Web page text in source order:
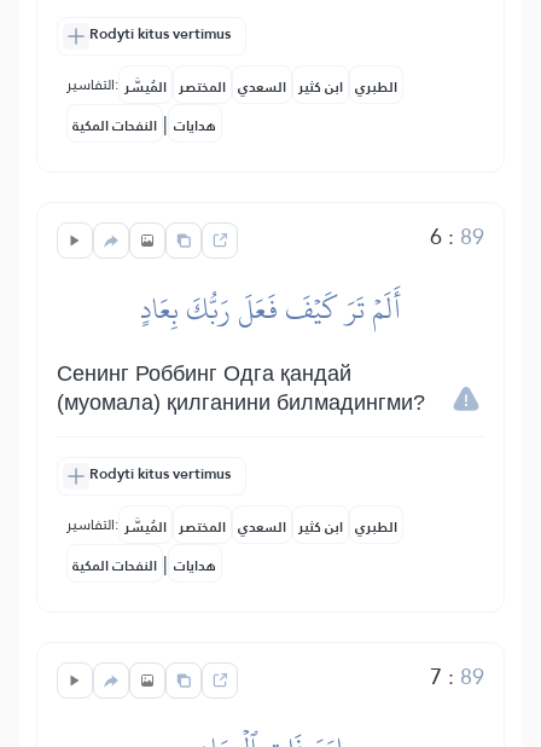
Rodyti kitus vertimus
التفاسير: المُيسَّر المختصر السعدي ابن كثير الطبري
النفحات المكية | هدايات
6: 89
أَلَمۡ تَرَ كَيۡفَ فَعَلَ رَبُّكَ بِعَادٍ
Сенинг Роббинг Одга қандай
(муомала) қилганини билмадингми?
Rodyti kitus vertimus
التفاسير: المُيسَّر المختصر السعدي ابن كثير الطبري
النفحات المكية | هدايات
7 : 89